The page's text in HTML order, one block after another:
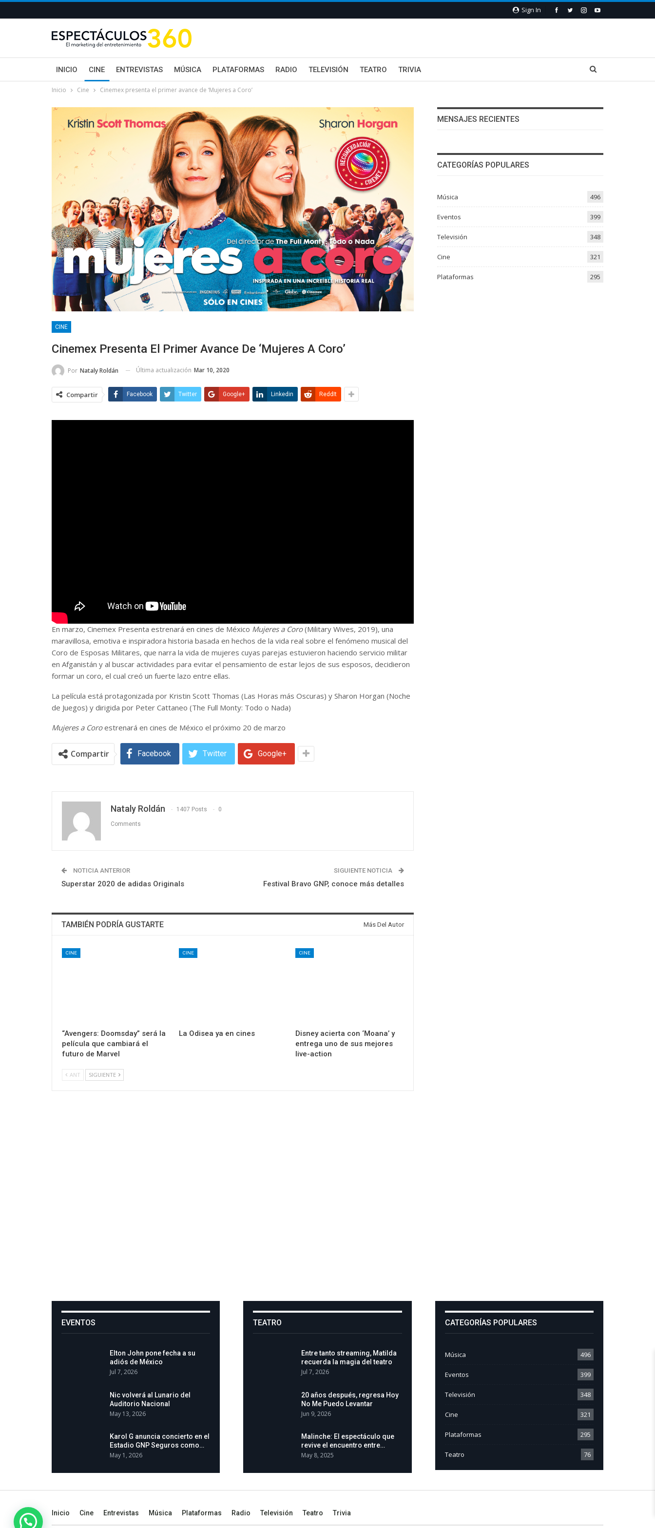
Sign In
INICIO CINE ENTREVISTAS MÚSICA PLATAFORMAS RADIO TELEVISIÓN TEATRO TRIVIA
Inicio Cine Cinemex presenta el primer avance de ‘Mujeres a Coro’
CINE
Cinemex Presenta El Primer Avance De ‘Mujeres A Coro’
Por Nataly Roldán Última actualización Mar 10, 2020
Compartir Facebook Twitter Google+ Linkedin ReddIt
En marzo, Cinemex Presenta estrenará en cines de México Mujeres a Coro(Military Wives, 2019), una
maravillosa, emotiva e inspiradora historia basada en hechos de la vida real sobre el fenómeno musical del
Coro de Esposas Militares, que narra la vida de mujeres cuyas parejas estuvieron haciendo servicio militar
en Afganistán y al buscar actividades para evitar el pensamiento de estar lejos de sus esposos, decidieron
formar un coro, el cual creó un fuerte lazo entre ellas.
La película está protagonizada por Kristin Scott Thomas (Las Horas más Oscuras) y Sharon Horgan (Noche
de Juegos) y dirigida por Peter Cattaneo (The Full Monty: Todo o Nada)
Mujeres a Coroestrenará en cines de México el próximo 20 de marzo
Compartir Facebook Twitter Google+
Nataly Roldán 1407 Posts 0
Comments
NOTICIA ANTERIOR
Superstar 2020 de adidas Originals
SIGUIENTE NOTICIA
Festival Bravo GNP, conoce más detalles
TAMBIÉN PODRÍA GUSTARTE Más Del Autor
CINE
“Avengers: Doomsday” será la
película que cambiará el
futuro de Marvel
CINE
La Odisea ya en cines
CINE
Disney acierta con ‘Moana’ y
entrega uno de sus mejores
live-action
ANT SIGUIENTE
MENSAJES RECIENTES
CATEGORÍAS POPULARES
Música 496
Eventos 399
Televisión 348
Cine 321
Plataformas 295
EVENTOS
Elton John pone fecha a su
adiós de México
Jul 7, 2026
Nic volverá al Lunario del
Auditorio Nacional
May 13, 2026
Karol G anuncia concierto en el
Estadio GNP Seguros como…
May 1, 2026
TEATRO
Entre tanto streaming, Matilda
recuerda la magia del teatro
Jul 7, 2026
20 años después, regresa Hoy
No Me Puedo Levantar
Jun 9, 2026
Malinche: El espectáculo que
revive el encuentro entre…
May 8, 2025
CATEGORÍAS POPULARES
Música 496
Eventos 399
Televisión 348
Cine 321
Plataformas 295
Teatro 76
Inicio Cine Entrevistas Música Plataformas Radio Televisión Teatro Trivia